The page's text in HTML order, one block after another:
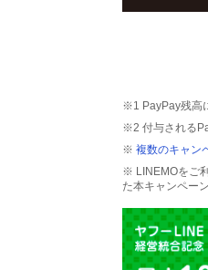
※1 PayPay残高
※2 付与される
※ 複数のキャン
※ LINEMOをご
た本キャンペー